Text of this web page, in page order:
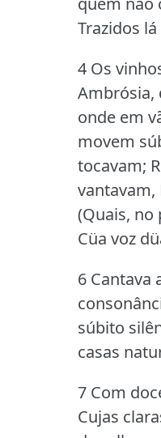
Trazidos
4 Os
Ambrósia,
onde em
movem
tocavam;
(Quais, no
Cüa voz
6 Cantava
súbito
casas
7 Com
Cujas